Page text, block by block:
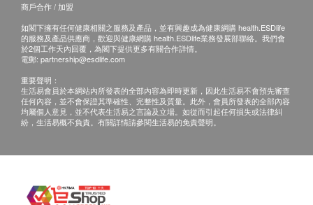
所有圖片及產品資料只供參考。
退換條款：
當顧客收取已訂購之貨品時，有責任檢查貨品是否
有損毀情況，一經確認簽收，恕不接受退換。
退換產品必須包裝完整，如退換之產品有任何殘缺
或過期退回，供應商有權不受理。
正本，並於送貨後3個工作天內按下列方式聯絡屈
電郵: ww_cgiorder@aswatson.com
商戶合作 / 加盟
如閣下擁有任何健康相關之服務及產品，並有興趣成為健康網購 health.ESDlife
的服務及產品供應商，歡迎與健康網購 health.ESDlife業務發展部聯絡。我們會
於2個工作天內回覆，為閣下提供更多有關合作詳情。
電郵: partnership@esdlife.com
重要聲明：
生活易會員於本網站內所發表的全部內容為即時更新，因此生活易不會預先審查
任何內容，並不會保證其準確性、完整性及質量。此外，會員所發表的全部內容
均屬個人意見，並不代表生活易之言論及立場。如從而引起任何損失或法律糾
紛，生活易概不負責。有關詳情請參閱生活易的免責聲明。